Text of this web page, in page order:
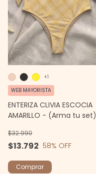
ENTERIZA CLIVIA ESCOCIA
AMARILLO - (Arma tu set)
$13.792
$32.990
58% OFF
WEB MAYORISTA
+1
Comprar